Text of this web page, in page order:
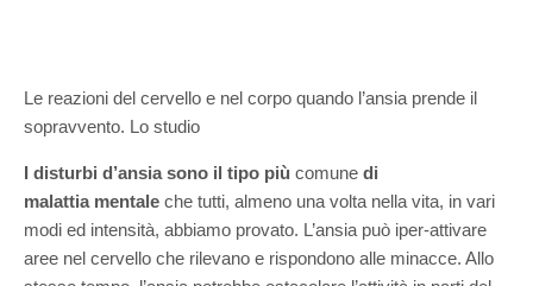
Le reazioni del cervello e nel corpo quando l’ansia prende il
sopravvento. Lo studio
I disturbi d’ansia sono il tipo più comune di
malattia mentale che tutti, almeno una volta nella vita, in vari
modi ed intensità, abbiamo provato. L’ansia può iper-attivare
aree nel cervello che rilevano e rispondono alle minacce. Allo